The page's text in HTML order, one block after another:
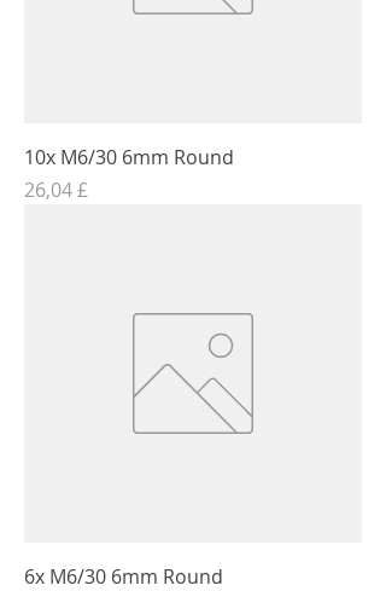
10x M6/30 6mm Round
Τιμή
26,04 £
6x M6/30 6mm Round